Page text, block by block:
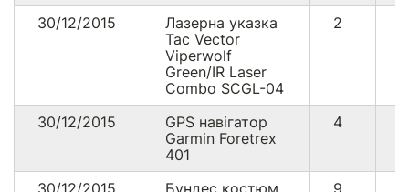
30/12/2015
Лазерна указка
Tac Vector
Viperwolf
Green/IR Laser
Combo SCGL-04
2
30/12/2015
GPS навігатор
Garmin Foretrex
401
4